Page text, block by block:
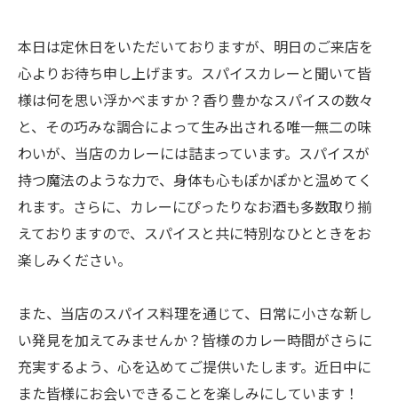
本日は定休日をいただいておりますが、明日のご来店を
心よりお待ち申し上げます。スパイスカレーと聞いて皆
様は何を思い浮かべますか？香り豊かなスパイスの数々
と、その巧みな調合によって生み出される唯一無二の味
わいが、当店のカレーには詰まっています。スパイスが
持つ魔法のような力で、身体も心もぽかぽかと温めてく
れます。さらに、カレーにぴったりなお酒も多数取り揃
えておりますので、スパイスと共に特別なひとときをお
楽しみください。
また、当店のスパイス料理を通じて、日常に小さな新し
い発見を加えてみませんか？皆様のカレー時間がさらに
充実するよう、心を込めてご提供いたします。近日中に
また皆様にお会いできることを楽しみにしています！